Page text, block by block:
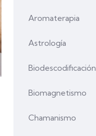
Aromaterapia
Astrología
Biodescodificación
Biomagnetismo
Chamanismo